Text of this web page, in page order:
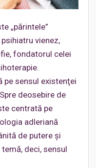
„părintele”
vienez,
fondatorul celei
pe sensul existenţei
deosebire de
centrată pe
adleriană
de putere şi
deci, sensul